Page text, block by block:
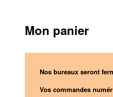
Mon panier
Nos bureaux seront
Vos commandes